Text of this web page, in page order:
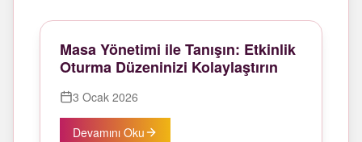
Masa Yönetimi ile Tanışın: Etkinlik
Oturma Düzeninizi Kolaylaştırın
3 Ocak 2026
Devamını Oku